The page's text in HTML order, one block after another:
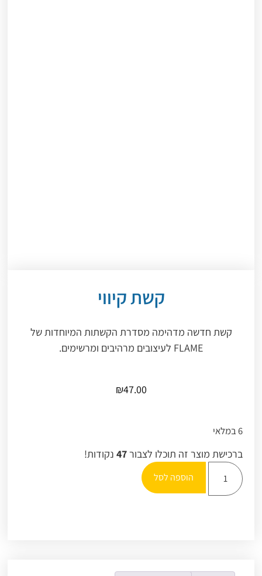
קשת קיווי
קשת חדשה מדהימה מסדרת הקשתות המיוחדות של
FLAME לעיצובים מרהיבים ומרשימים.
₪47.00
6 במלאי
ברכישת מוצר זה תוכלו לצבור47נקודות!
הוספה לסל